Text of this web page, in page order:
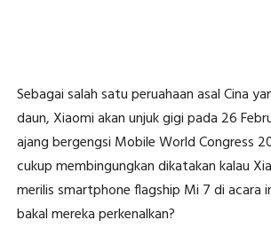
Sebagai salah satu peruahaan asal Cina
daun, Xiaomi akan unjuk gigi pada 26
ajang bergengsi Mobile World Congress
cukup membingungkan dikatakan kalau
merilis smartphone flagship Mi 7 di acara
bakal mereka perkenalkan?